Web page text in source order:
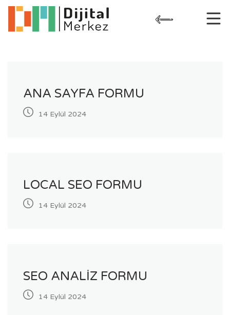
Skip
content
ANA SAYFA FORMU
14 Eylül 2024
LOCAL SEO FORMU
14 Eylül 2024
SEO ANALIZ FORMU
14 Eylül 2024